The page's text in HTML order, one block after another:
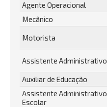
Agente Operacional
Mecânico
Motorista
Assistente Administrativo
Auxiliar de Educação
Assistente Administrativo
Escolar